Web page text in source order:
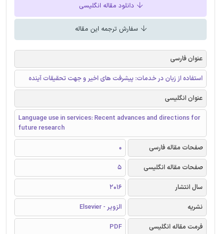
دانلود مقاله انگلیسی
سفارش ترجمه این مقاله
عنوان فارسی
استفاده از زبان در خدمات: پیشرفت های اخیر و جهت تحقیقات آینده
عنوان انگلیسی
Language use in services: Recent advances and directions for
future research
صفحات مقاله فارسی
0
صفحات مقاله انگلیسی
5
سال انتشار
2016
نشریه
الزویر - Elsevier
فرمت مقاله انگلیسی
PDF